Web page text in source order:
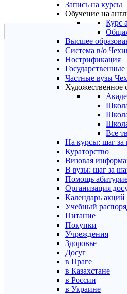
Запись на курсы
Обучение на
Курс
Высшее
Система в/о
Нострификация
Частные вузы
Художественное
Все
На курсы: шаг за
Кураторство
Визовая
В вузы: шаг за
Помощь
Организация
Календарь акций
Учебный
Питание
Покупки
Учреждения
Здоровье
Досуг
в Праге
в Казахстане
в России
в Украине